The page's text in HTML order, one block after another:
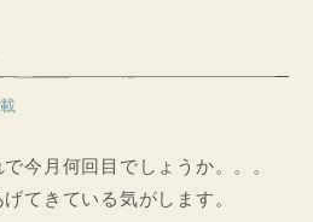
今月何回目でしょうか。。。
てきている気がします。